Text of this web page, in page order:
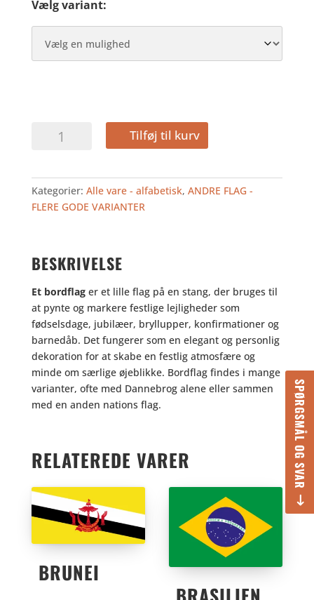
SPØRGSMÅL OG SVAR
Vælg variant:
NAURU
antal
Tilføj til kurv
Kategorier: Alle vare - alfabetisk, ANDRE FLAG -
FLERE GODE VARIANTER
BESKRIVELSE
Et bordflager et lille flag på en stang, der bruges til
at pynte og markere festlige lejligheder som
fødselsdage, jubilæer, bryllupper, konfirmationer og
barnedåb. Det fungerer som en elegant og personlig
dekoration for at skabe en festlig atmosfære og
minde om særlige øjeblikke. Bordflag findes i mange
varianter, ofte med Dannebrog alene eller sammen
med en anden nations flag.
RELATEREDE VARER
BRUNEI